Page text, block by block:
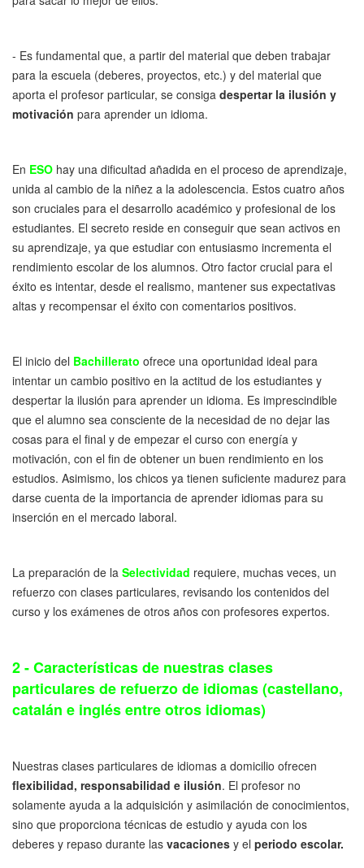
- Es fundamental que, a partir del material que deben trabajar
para la escuela (deberes, proyectos, etc.) y del material que
aporta el profesor particular, se consiga despertar la ilusión y
motivación para aprender un idioma.
En ESO hay una dificultad añadida en el proceso de aprendizaje,
unida al cambio de la niñez a la adolescencia. Estos cuatro años
son cruciales para el desarrollo académico y profesional de los
estudiantes. El secreto reside en conseguir que sean activos en
su aprendizaje, ya que estudiar con entusiasmo incrementa el
rendimiento escolar de los alumnos. Otro factor crucial para el
éxito es intentar, desde el realismo, mantener sus expectativas
altas y recompensar el éxito con comentarios positivos.
El inicio del Bachillerato ofrece una oportunidad ideal para
intentar un cambio positivo en la actitud de los estudiantes y
despertar la ilusión para aprender un idioma. Es imprescindible
que el alumno sea consciente de la necesidad de no dejar las
cosas para el final y de empezar el curso con energía y
motivación, con el fin de obtener un buen rendimiento en los
estudios. Asimismo, los chicos ya tienen suficiente madurez para
darse cuenta de la importancia de aprender idiomas para su
inserción en el mercado laboral.
La preparación de la Selectividad requiere, muchas veces, un
refuerzo con clases particulares, revisando los contenidos del
curso y los exámenes de otros años con profesores expertos.
2 - Características de nuestras clases
particulares de refuerzo de idiomas (castellano,
catalán e inglés entre otros idiomas)
Nuestras clases particulares de idiomas a domicilio ofrecen
flexibilidad, responsabilidad e ilusión. El profesor no
solamente ayuda a la adquisición y asimilación de conocimientos,
sino que proporciona técnicas de estudio y ayuda con los
deberes y repaso durante las vacaciones y el periodo escolar.